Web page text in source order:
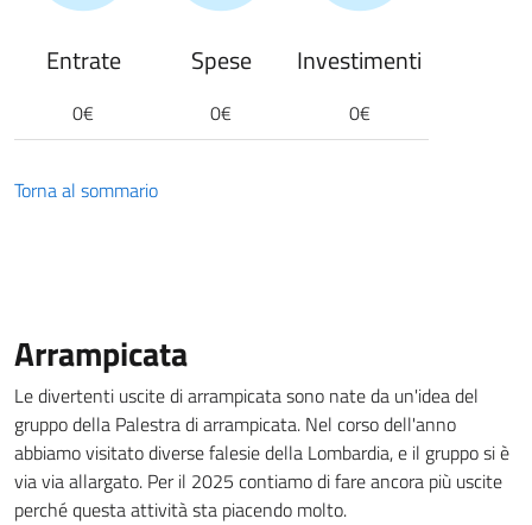
Entrate
0€
Spese
0€
Investimenti
0€
Torna al sommario
Arrampicata
Le divertenti uscite di arrampicata sono nate da un'idea del
gruppo della Palestra di arrampicata. Nel corso dell'anno
abbiamo visitato diverse falesie della Lombardia, e il gruppo si è
via via allargato. Per il 2025 contiamo di fare ancora più uscite
perché questa attività sta piacendo molto.